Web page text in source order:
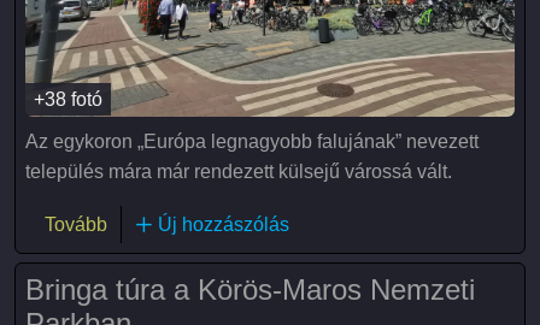
+38 fotó
Az egykoron „Európa legnagyobb falujának” nevezett
település mára már rendezett külsejű várossá vált.
Tovább(Békéscsabai kalandok)
Új hozzászólás
Bringa túra a Körös-Maros Nemzeti